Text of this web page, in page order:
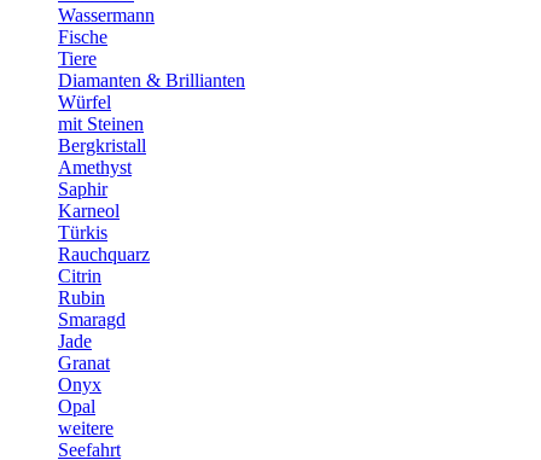
Wassermann
Fische
Tiere
Diamanten & Brillianten
Würfel
mit Steinen
Bergkristall
Amethyst
Saphir
Karneol
Türkis
Rauchquarz
Citrin
Rubin
Smaragd
Jade
Granat
Onyx
Opal
weitere
Seefahrt